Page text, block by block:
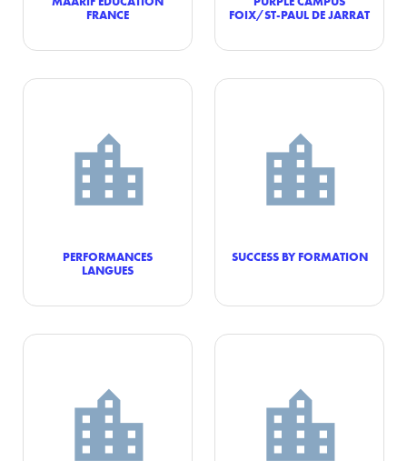
FRANCE
FOIX/ST-PAUL DE JARRAT
PERFORMANCES
LANGUES
SUCCESS BY FORMATION